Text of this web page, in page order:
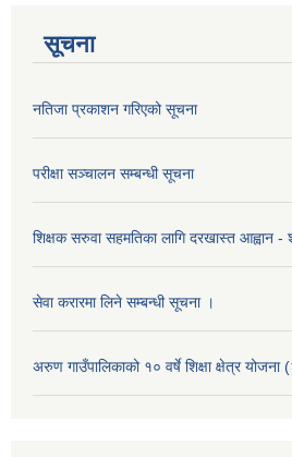
सूचना
नतिजा प्रकाशन गरिएको सूचना
परीक्षा सञ्चालन सम्बन्धी सूचना
शिक्षक सरुवा सहमतिका लागि दरखास्त आह्वान -
सेवा करारमा लिने सम्बन्धी सूचना ।
अरुण गाउँपालिकाको १० वर्षे शिक्षा क्षेत्र